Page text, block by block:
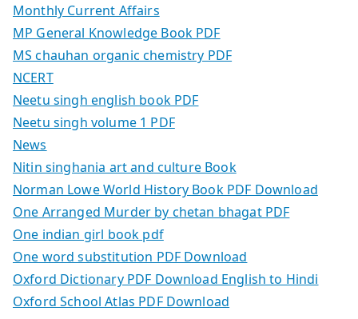
Monthly Current Affairs
MP General Knowledge Book PDF
MS chauhan organic chemistry PDF
NCERT
Neetu singh english book PDF
Neetu singh volume 1 PDF
News
Nitin singhania art and culture Book
Norman Lowe World History Book PDF Download
One Arranged Murder by chetan bhagat PDF
One indian girl book pdf
One word substitution PDF Download
Oxford Dictionary PDF Download English to Hindi
Oxford School Atlas PDF Download